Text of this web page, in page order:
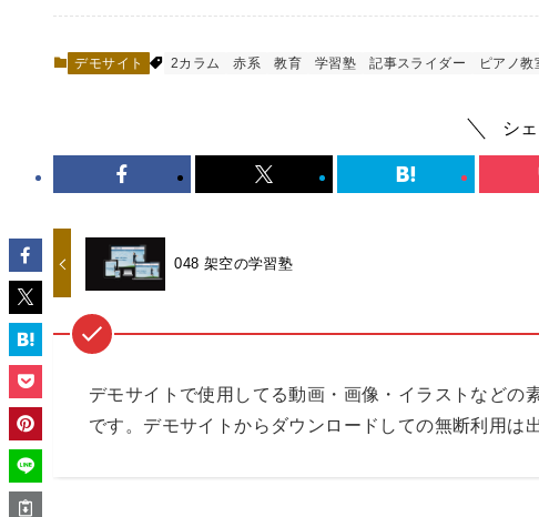
デモサイト 2カラム 赤系 教育 学習塾 記事スライダー ピアノ教
シ
048 架空の学習塾
デモサイトで使用してる動画・画像・イラストなど
です。デモサイトからダウンロードしての無断利用は